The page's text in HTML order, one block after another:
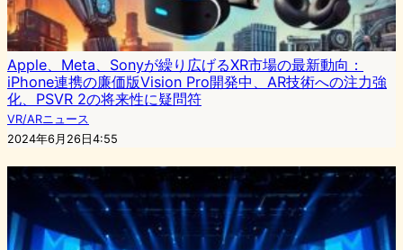
Apple、Meta、Sonyが繰り広げるXR市場の最新動向：
iPhone連携の廉価版Vision Pro開発中、AR技術への注力強
化、PSVR 2の将来性に疑問符
VR/ARニュース
2024年6月26日4:55